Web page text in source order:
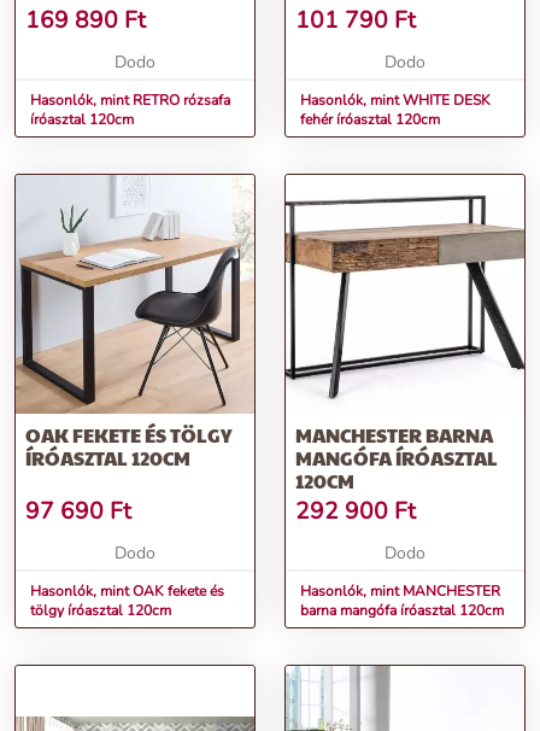
169 890 Ft
Dodo
Hasonlók, mint RETRO rózsafa
íróasztal 120cm
101 790 Ft
Dodo
Hasonlók, mint WHITE DESK
fehér íróasztal 120cm
OAK FEKETE ÉS TÖLGY
ÍRÓASZTAL 120CM
97 690 Ft
Dodo
Hasonlók, mint OAK fekete és
tölgy íróasztal 120cm
MANCHESTER BARNA
MANGÓFA ÍRÓASZTAL
120CM
292 900 Ft
Dodo
Hasonlók, mint MANCHESTER
barna mangófa íróasztal 120cm